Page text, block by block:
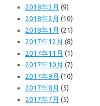
2018年3月 (9)
2018年2月 (10)
2018年1月 (21)
2017年12月 (8)
2017年11月 (1)
2017年10月 (7)
2017年9月 (10)
2017年8月 (5)
2017年7月 (5)